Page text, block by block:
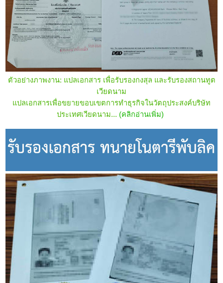
ตัวอย่างภาพงาน: แปลเอกสาร เพื่อรับรองกงสุล และรับรองสถานทูต
เวียดนาม
แปลเอกสารเพื่อขยายขอบเขตการทำธุรกิจในวัตถุประสงค์บริษัท
ประเทศเวียดนาม... (คลิกอ่านเพิ่ม)